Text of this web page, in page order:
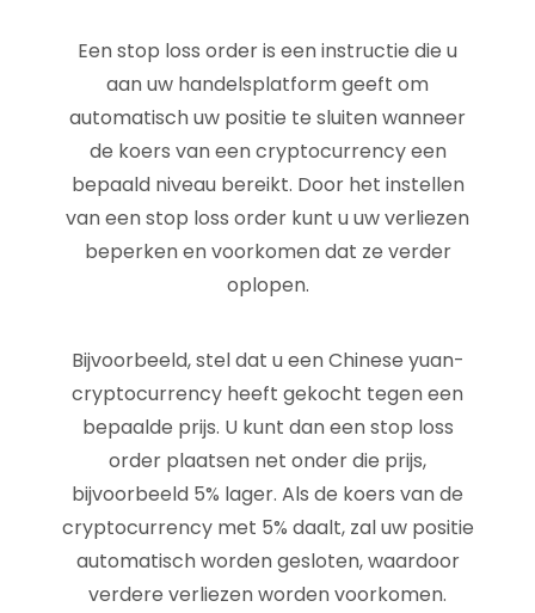
Een stop loss order is een instructie die u
aan uw handelsplatform geeft om
automatisch uw positie te sluiten wanneer
de koers van een cryptocurrency een
bepaald niveau bereikt. Door het instellen
van een stop loss order kunt u uw verliezen
beperken en voorkomen dat ze verder
oplopen.
Bijvoorbeeld, stel dat u een Chinese yuan-
cryptocurrency heeft gekocht tegen een
bepaalde prijs. U kunt dan een stop loss
order plaatsen net onder die prijs,
bijvoorbeeld 5% lager. Als de koers van de
cryptocurrency met 5% daalt, zal uw positie
automatisch worden gesloten, waardoor
verdere verliezen worden voorkomen.